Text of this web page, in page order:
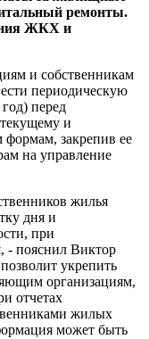
ремонты.
ЖКХ и
и собственникам
периодическую
год) перед
и
закрепив ее
на управление
жилья
дня и
при
- пояснил Виктор
укрепить
организациям,
отчетах
жилых
может быть